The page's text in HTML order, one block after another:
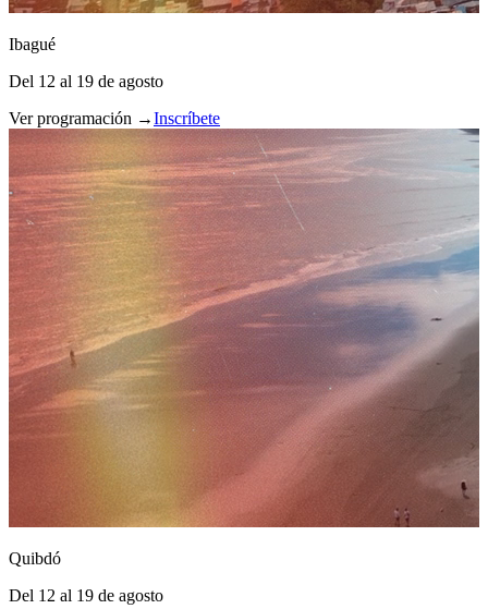
Ibagué
Del 12 al 19 de agosto
Ver programación →Inscríbete
Quibdó
Del 12 al 19 de agosto